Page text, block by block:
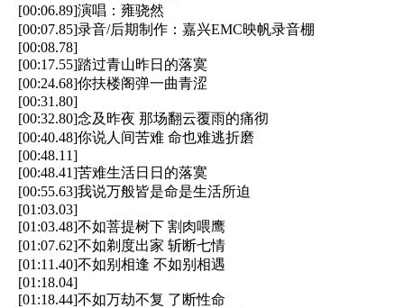
[00:06.89]演唱：雍骁然
[00:07.85]录音/后期制作：嘉兴EMC映帆录音棚
[00:08.78]
[00:17.55]踏过青山昨日的落寞
[00:24.68]你扶楼阁弹一曲青涩
[00:31.80]
[00:32.80]念及昨夜 那场翻云覆雨的痛彻
[00:40.48]你说人间苦难 命也难逃折磨
[00:48.11]
[00:48.41]苦难生活日日的落寞
[00:55.63]我说万般皆是命是生活所迫
[01:03.03]
[01:03.48]不如菩提树下 割肉喂鹰
[01:07.62]不如剃度出家 斩断七情
[01:11.40]不如别相逢 不如别相遇
[01:18.04]
[01:18.44]不如万劫不复 了断性命